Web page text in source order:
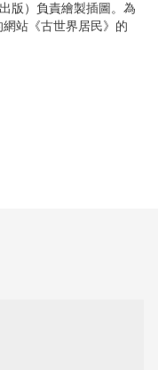
版）負責繪製插圖。為
站《古世界居民》的